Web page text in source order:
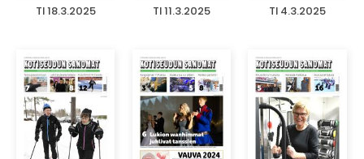
TI 18.3.2025 TI 11.3.2025 TI 4.3.2025